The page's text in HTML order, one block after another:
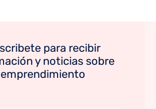
para recibir
y noticias sobre
emprendimiento